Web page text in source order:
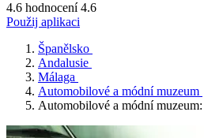
4.6 hodnocení 4.6
Použij aplikaci
Španělsko
Andalusie
Málaga
Automobilové a módní muzeum
Automobilové a módní